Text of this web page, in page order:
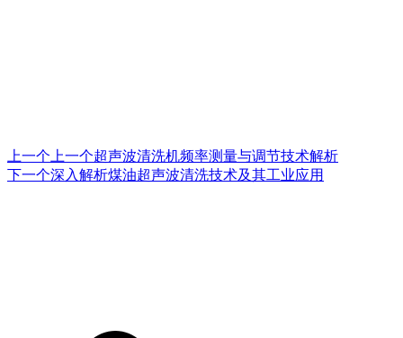
上一个 上一个超声波清洗机频率测量与调节技术解析
下一个深入解析煤油超声波清洗技术及其工业应用